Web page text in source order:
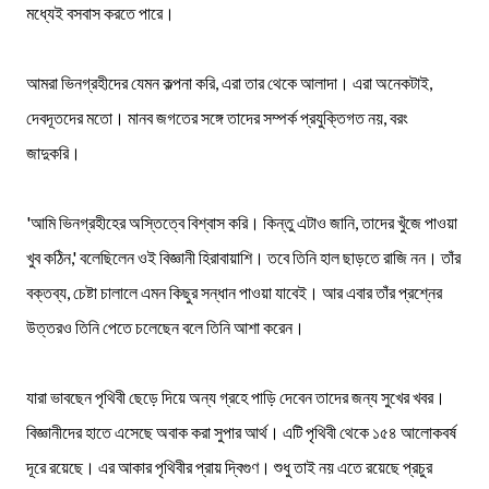
মধ্যেই বসবাস করতে পারে।
আমরা ভিনগ্রহীদের যেমন কল্পনা করি, এরা তার থেকে আলাদা। এরা অনেকটাই,
দেবদূতদের মতো। মানব জগতের সঙ্গে তাদের সম্পর্ক প্রযুক্তিগত নয়, বরং
জাদুকরি।
'আমি ভিনগ্রহীহের অস্তিত্বে বিশ্বাস করি। কিন্তু এটাও জানি, তাদের খুঁজে পাওয়া
খুব কঠিন,' বলেছিলেন ওই বিজ্ঞানী হিরাবায়াশি। তবে তিনি হাল ছাড়তে রাজি নন। তাঁর
বক্তব্য, চেষ্টা চালালে এমন কিছুর সন্ধান পাওয়া যাবেই। আর এবার তাঁর প্রশ্নের
উত্তরও তিনি পেতে চলেছেন বলে তিনি আশা করেন।
যারা ভাবছেন পৃথিবী ছেড়ে দিয়ে অন্য গ্রহে পাড়ি দেবেন তাদের জন্য সুখের খবর।
বিজ্ঞানীদের হাতে এসেছে অবাক করা সুপার আর্থ। এটি পৃথিবী থেকে ১৫৪ আলোকবর্ষ
দূরে রয়েছে। এর আকার পৃথিবীর প্রায় দ্বিগুণ। শুধু তাই নয় এতে রয়েছে প্রচুর